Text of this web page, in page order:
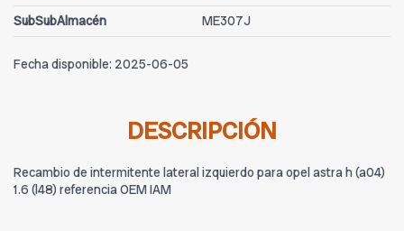
SubSubAlmacén
ME307J
Fecha disponible: 2025-06-05
DESCRIPCIÓN
Recambio de intermitente lateral izquierdo para opel astra h (a04)
1.6 (l48) referencia OEM IAM